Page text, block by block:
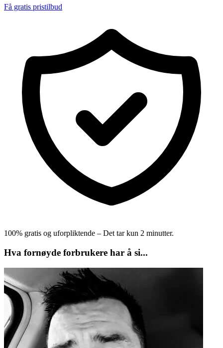
Få gratis pristilbud
100% gratis og uforpliktende – Det tar kun 2 minutter.
Hva fornøyde forbrukere har å si...